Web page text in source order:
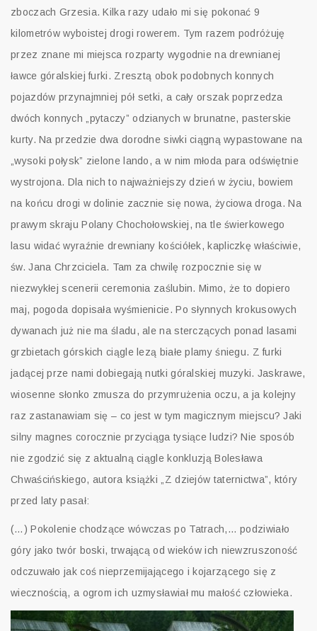
zboczach Grzesia. Kilka razy udało mi się pokonać 9
kilometrów wyboistej drogi rowerem. Tym razem podróżuję
przez znane mi miejsca rozparty wygodnie na drewnianej
ławce góralskiej furki. Zresztą obok podobnych konnych
pojazdów przynajmniej pół setki, a cały orszak poprzedza
dwóch konnych „pytaczy” odzianych w brunatne, pasterskie
kurty. Na przedzie dwa dorodne siwki ciągną wypastowane na
„wysoki połysk” zielone lando, a w nim młoda para odświętnie
wystrojona. Dla nich to najważniejszy dzień w życiu, bowiem
na końcu drogi w dolinie zacznie się nowa, życiowa droga. Na
prawym skraju Polany Chochołowskiej, na tle świerkowego
lasu widać wyraźnie drewniany kościółek, kapliczkę właściwie,
św. Jana Chrzciciela. Tam za chwilę rozpocznie się w
niezwykłej scenerii ceremonia zaślubin. Mimo, że to dopiero
maj, pogoda dopisała wyśmienicie. Po słynnych krokusowych
dywanach już nie ma śladu, ale na sterczących ponad lasami
grzbietach górskich ciągle lezą białe plamy śniegu. Z furki
jadącej prze nami dobiegają nutki góralskiej muzyki. Jaskrawe,
wiosenne słonko zmusza do przymrużenia oczu, a ja kolejny
raz zastanawiam się – co jest w tym magicznym miejscu? Jaki
silny magnes corocznie przyciąga tysiące ludzi? Nie sposób
nie zgodzić się z aktualną ciągle konkluzją Bolesława
Chwaścińskiego, autora książki „Z dziejów taternictwa”, który
przed laty pasał:
(…) Pokolenie chodzące wówczas po Tatrach,… podziwiało
góry jako twór boski, trwającą od wieków ich niewzruszoność
odczuwało jak coś nieprzemijającego i kojarzącego się z
wiecznością, a ogrom ich uzmysławiał mu małość człowieka.